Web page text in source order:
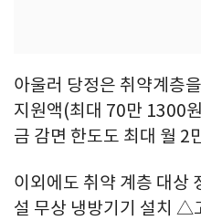
아울러 당정은 취약계층
지원액(최대 70만 1300
금 감면 한도도 최대 월 2
이외에도 취약 계층 대상
설 무상 냉방기기 설치